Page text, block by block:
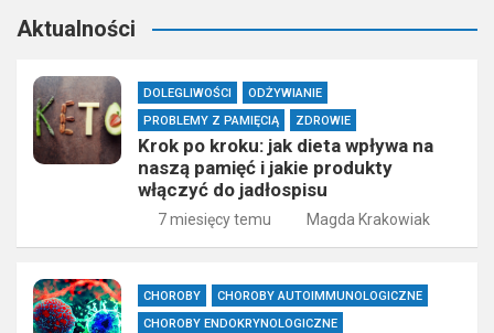
Aktualności
DOLEGLIWOŚCI
ODŻYWIANIE
PROBLEMY Z PAMIĘCIĄ
ZDROWIE
Krok po kroku: jak dieta wpływa na
naszą pamięć i jakie produkty
włączyć do jadłospisu
7 miesięcy temu Magda Krakowiak
CHOROBY
CHOROBY AUTOIMMUNOLOGICZNE
CHOROBY ENDOKRYNOLOGICZNE